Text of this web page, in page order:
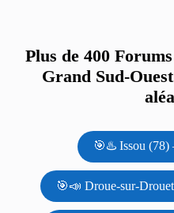
Plus de 400
Grand Sud-
🎯♨️ Issou (78)
🎯📣 Droue-sur-